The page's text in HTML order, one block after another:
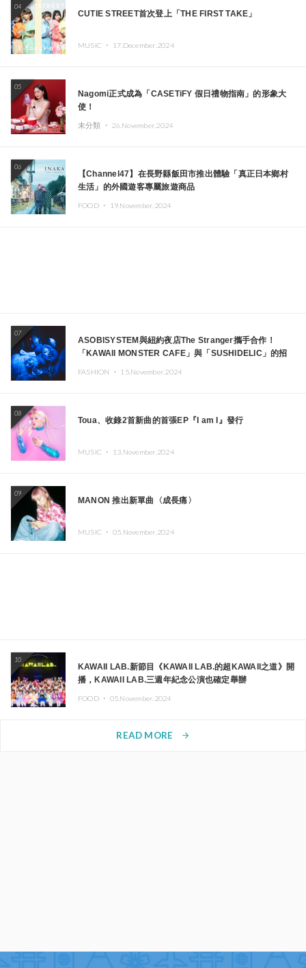
04
CUTIE STREET首次登上「THE FIRST TAKE」
MUSIC ・ 17.December.2024
05
Nagomi正式成為「CASETiFY 假日禮物指南」的形象大
使！
未分類 ・ 26.November.2024
06
【Channel47】在長野縣飯田市推出體驗「真正日本鄉村
生活」的外國遊客專屬旅遊商品
FOOD ・ 19.November.2024
07
ASOBISYSTEM與紐約夜店The Stranger攜手合作！
「KAWAII MONSTER CAFE」與「SUSHIDELIC」的招
FASHION ・ 15.November.2024
08
Toua、收錄2首新曲的首張EP『I am I』發行
MUSIC ・ 13.November.2024
09
MANON 推出新單曲〈成長痛〉
MUSIC ・ 05.November.2024
10
KAWAII LAB.新節目《KAWAII LAB.的超KAWAII之道》開
播，KAWAII LAB.三週年紀念公演也確定舉辦
FOOD ・ 05.November.2024
READ MORE arrow_forward